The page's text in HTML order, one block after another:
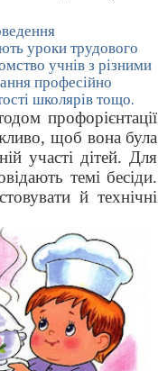
уроки трудового
учнів з різними
професійно
школярів тощо.
профорієнтації
щоб вона була
участі дітей. Для
темі бесіди.
й технічні